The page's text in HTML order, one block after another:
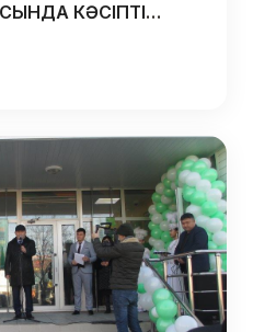
КӘСІПТІ